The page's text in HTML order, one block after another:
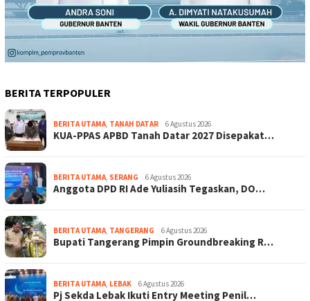
BERITA TERPOPULER
BERITA UTAMA, TANAH DATAR 6 Agustus 2026
KUA-PPAS APBD Tanah Datar 2027 Disepakat…
BERITA UTAMA, SERANG 6 Agustus 2026
Anggota DPD RI Ade Yuliasih Tegaskan, DO…
BERITA UTAMA, TANGERANG 6 Agustus 2026
Bupati Tangerang Pimpin Groundbreaking R…
BERITA UTAMA, LEBAK 6 Agustus 2026
Pj Sekda Lebak Ikuti Entry Meeting Penil…